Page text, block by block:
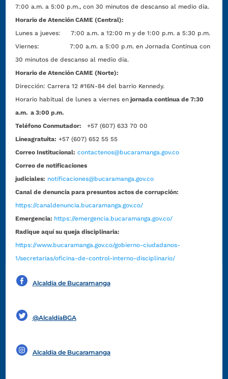
7:00 a.m. a 5:00 p.m., con 30 minutos de descanso al medio día.
Horario de Atención CAME (Central):
Lunes a jueves: 7:00 a.m. a 12:00 m y de 1:00 p.m. a 5:30 p.m.
Viernes: 7:00 a.m. a 5:00 p.m. en Jornada Continua con
30 minutos de descanso al medio día.
Horario de Atención CAME (Norte):
Dirección:Carrera 12 #16N-84 del barrio Kennedy.
Horario habitual de lunes a viernes en jornada continua de 7:30
a.m. a 3:00 p.m.
Teléfono Conmutador:
+57 (607) 633 70 00
Líneagratuita: +57 (607) 652 55 55
Correo Institucional: contactenos@bucaramanga.gov.co
Correo de notificaciones
judiciales: notificaciones@bucaramanga.gov.co
Canal de denuncia para presuntos actos de corrupción:
https://canaldenuncia.bucaramanga.gov.co/
Emergencia: https://emergencia.bucaramanga.gov.co/
Radique aquí su queja disciplinaria:
https://www.bucaramanga.gov.co/gobierno-ciudadanos-
1/secretarias/oficina-de-control-interno-disciplinario/
Alcaldía de Bucaramanga
@AlcaldíaBGA
Alcaldía de Bucaramanga